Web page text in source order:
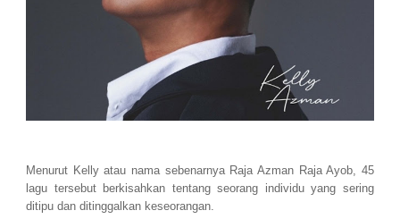
Menurut Kelly atau nama sebenarnya Raja Azman Raja Ayob, 45
lagu tersebut berkisahkan tentang seorang individu yang sering
ditipu dan ditinggalkan keseorangan.